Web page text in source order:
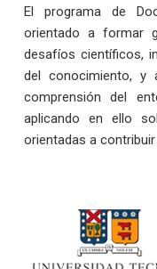
El programa de
orientado a formar
desafíos científicos,
del conocimiento, y
comprensión del
aplicando en ello
orientadas a